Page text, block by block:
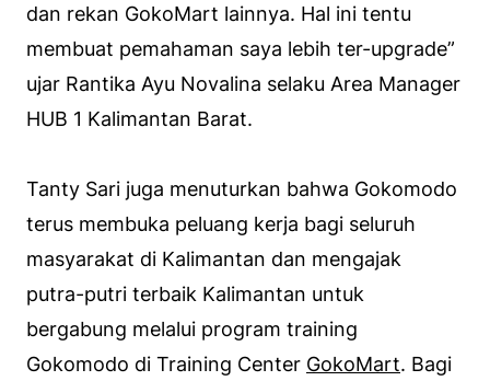
dan rekan GokoMart lainnya. Hal ini tentu
membuat pemahaman saya lebih ter-upgrade”
ujar Rantika Ayu Novalina selaku Area Manager
HUB 1 Kalimantan Barat.
Tanty Sari juga menuturkan bahwa Gokomodo
terus membuka peluang kerja bagi seluruh
masyarakat di Kalimantan dan mengajak
putra-putri terbaik Kalimantan untuk
bergabung melalui program training
Gokomodo di Training Center GokoMart. Bagi